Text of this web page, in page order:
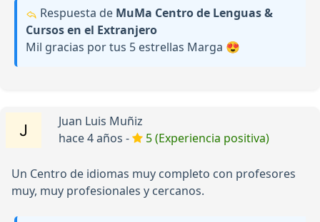
Respuesta de MuMa Centro de Lenguas &
Cursos en el Extranjero
Mil gracias por tus 5 estrellas Marga 😍
Juan Luis Muñiz
hace 4 años -
5 (Experiencia positiva)
Un Centro de idiomas muy completo con profesores
muy, muy profesionales y cercanos.